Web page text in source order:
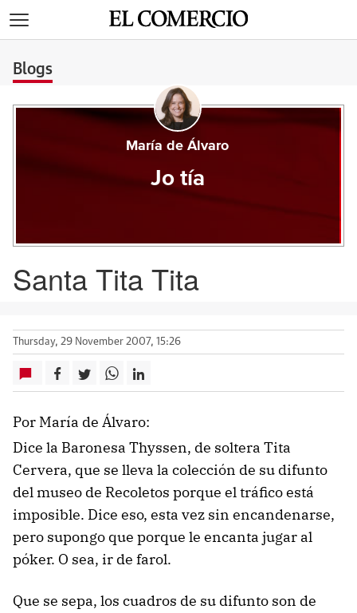
Blogs
María de Álvaro
Jo tía
Santa Tita Tita
Thursday, 29 November 2007, 15:26
Por María de Álvaro:
Dice la Baronesa Thyssen, de soltera Tita
Cervera, que se lleva la colección de su difunto
del museo de Recoletos porque el tráfico está
imposible. Dice eso, esta vez sin encandenarse,
pero supongo que porque le encanta jugar al
póker. O sea, ir de farol.
Que se sepa, los cuadros de su difunto son de